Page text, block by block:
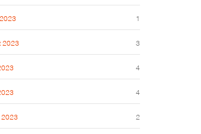
1
2023 3
4
4
2023 2